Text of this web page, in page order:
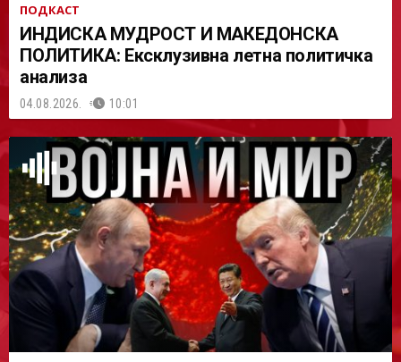
ПОДКАСТ
ИНДИСКА МУДРОСТ И МАКЕДОНСКА
ПОЛИТИКА: Ексклузивна летна политичка
анализа
04.08.2026. 10:01